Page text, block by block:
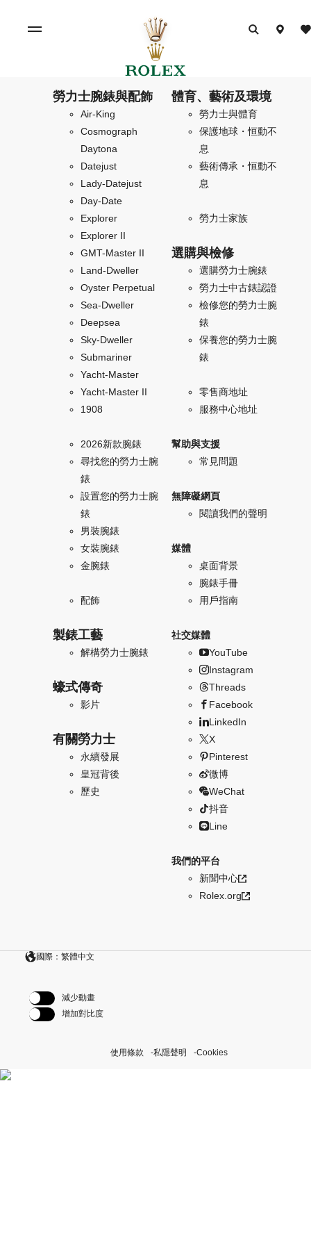
勞力士腕錶與配飾
Air-King
Cosmograph
Daytona
Datejust
Lady-Datejust
Day-Date
Explorer
Explorer II
GMT-Master II
Land-Dweller
Oyster Perpetual
Sea-Dweller
Deepsea
Sky-Dweller
Submariner
Yacht-Master
Yacht-Master II
1908
2026新款腕錶
尋找您的勞力士腕
錶
設置您的勞力士腕
錶
男裝腕錶
女裝腕錶
金腕錶
配飾
製錶工藝
解構勞力士腕錶
蠔式傳奇
影片
有關勞力士
永續發展
皇冠背後
歷史
體育、藝術及環境
勞力士與體育
保護地球・恒動不
息
藝術傳承・恒動不
息
勞力士家族
選購與檢修
選購勞力士腕錶
勞力士中古錶認證
檢修您的勞力士腕
錶
保養您的勞力士腕
錶
零售商地址
服務中心地址
幫助與支援
常見問題
無障礙網頁
閱讀我們的聲明
媒體
桌面背景
腕錶手冊
用戶指南
社交媒體
YouTube
Instagram
Threads
Facebook
LinkedIn
X
Pinterest
微博
WeChat
抖音
Line
我們的平台
新聞中心
Rolex.org
國際：繁體中文
減少動畫
增加對比度
使用條款 私隱聲明 Cookies